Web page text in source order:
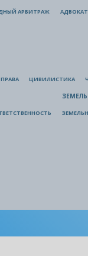
АРБИТРАЖ
ЦИВИЛИСТИКА